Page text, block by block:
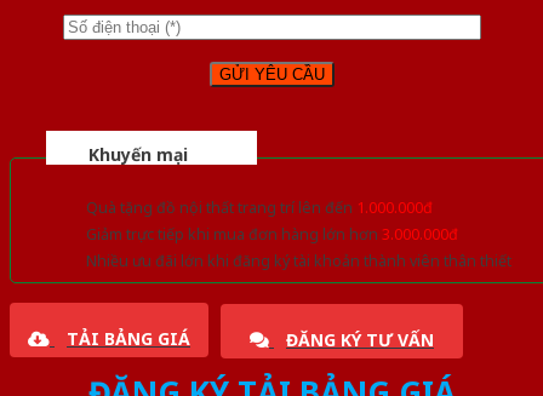
Khuyến mại
Quà tặng đồ nội thất trang trí lên đến 1.000.000đ
Giảm trực tiếp khi mua đơn hàng lớn hơn 3.000.000đ
Nhiều ưu đãi lớn khi đăng ký tài khoản thành viên thân thiết
TẢI BẢNG GIÁ ĐĂNG KÝ TƯ VẤN